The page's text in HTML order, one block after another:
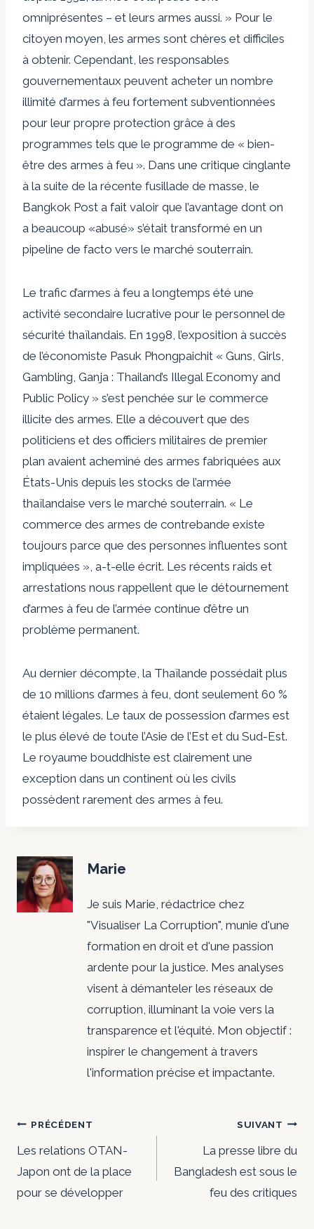
omniprésentes – et leurs armes aussi. » Pour le
citoyen moyen, les armes sont chères et difficiles
à obtenir. Cependant, les responsables
gouvernementaux peuvent acheter un nombre
illimité d’armes à feu fortement subventionnées
pour leur propre protection grâce à des
programmes tels que le programme de « bien-
être des armes à feu ». Dans une critique cinglante
à la suite de la récente fusillade de masse, le
Bangkok Post a fait valoir que l’avantage dont on
a beaucoup «abusé» s’était transformé en un
pipeline de facto vers le marché souterrain.
Le trafic d’armes à feu a longtemps été une
activité secondaire lucrative pour le personnel de
sécurité thaïlandais. En 1998, l’exposition à succès
de l’économiste Pasuk Phongpaichit « Guns, Girls,
Gambling, Ganja : Thailand’s Illegal Economy and
Public Policy » s’est penchée sur le commerce
illicite des armes. Elle a découvert que des
politiciens et des officiers militaires de premier
plan avaient acheminé des armes fabriquées aux
États-Unis depuis les stocks de l’armée
thaïlandaise vers le marché souterrain. « Le
commerce des armes de contrebande existe
toujours parce que des personnes influentes sont
impliquées », a-t-elle écrit. Les récents raids et
arrestations nous rappellent que le détournement
d’armes à feu de l’armée continue d’être un
problème permanent.
Au dernier décompte, la Thaïlande possédait plus
de 10 millions d’armes à feu, dont seulement 60 %
étaient légales. Le taux de possession d’armes est
le plus élevé de toute l’Asie de l’Est et du Sud-Est.
Le royaume bouddhiste est clairement une
exception dans un continent où les civils
possèdent rarement des armes à feu.
Marie
Je suis Marie, rédactrice chez
"Visualiser La Corruption", munie d'une
formation en droit et d'une passion
ardente pour la justice. Mes analyses
visent à démanteler les réseaux de
corruption, illuminant la voie vers la
transparence et l'équité. Mon objectif :
inspirer le changement à travers
l'information précise et impactante.
Navigation
de
l’article
PRÉCÉDENT
Les relations OTAN-
Japon ont de la place
pour se développer
SUIVANT
La presse libre du
Bangladesh est sous le
feu des critiques